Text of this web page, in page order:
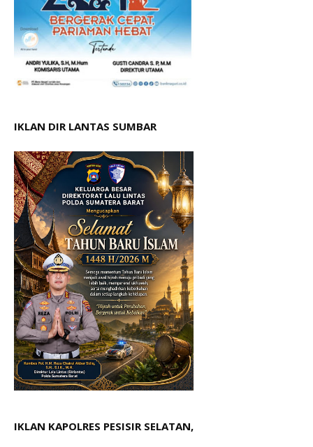
IKLAN DIR LANTAS SUMBAR
IKLAN KAPOLRES PESISIR SELATAN,